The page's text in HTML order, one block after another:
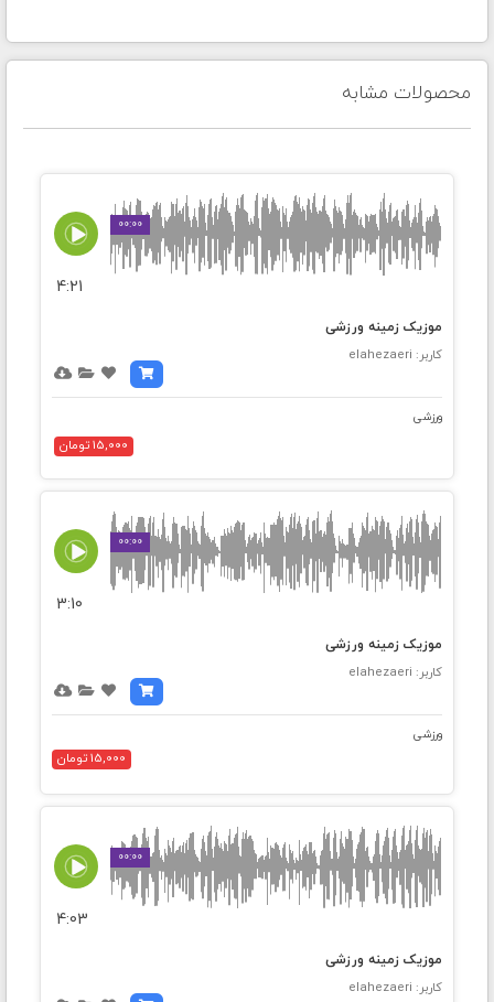
محصولات مشابه
00:00
4:21
موزیک زمینه ورزشی
کاربر: elahezaeri
ورزشی
15,000 تومان
00:00
3:10
موزیک زمینه ورزشی
کاربر: elahezaeri
ورزشی
15,000 تومان
00:00
4:03
موزیک زمینه ورزشی
کاربر: elahezaeri